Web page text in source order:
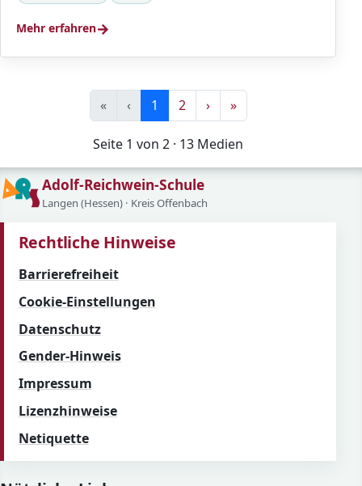
Mehr erfahren→
« ‹ 1 2 › »
Seite 1 von 2 · 13 Medien
Adolf-Reichwein-Schule
Langen (Hessen) · Kreis Offenbach
Rechtliche Hinweise
Barrierefreiheit
Cookie-Einstellungen
Datenschutz
Gender-Hinweis
Impressum
Lizenzhinweise
Netiquette